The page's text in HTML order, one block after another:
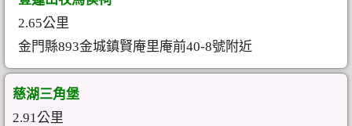
2.65公里
金門縣893金城鎮賢庵里庵前40-8號附近
慈湖三角堡
2.91公里